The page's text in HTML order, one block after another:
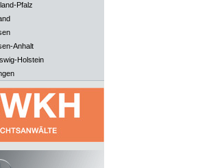
Pfalz
Anhalt
Holstein